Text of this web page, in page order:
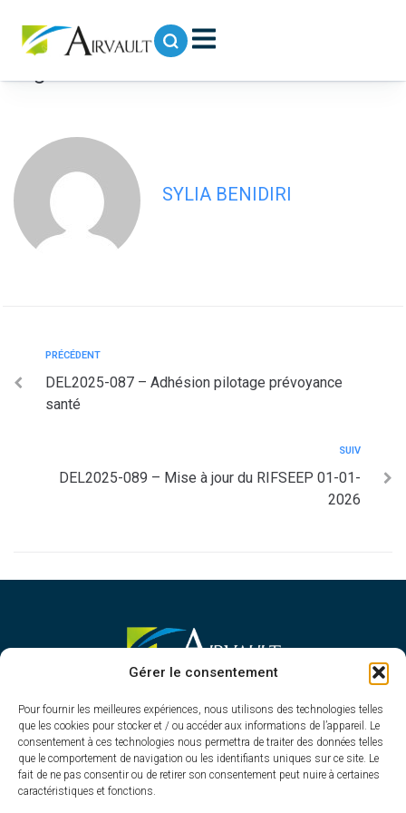
Gérer le consentement
Pour fournir les meilleures expériences, nous utilisons des technologies telles
que les cookies pour stocker et / ou accéder aux informations de l’appareil. Le
consentement à ces technologies nous permettra de traiter des données telles
que le comportement de navigation ou les identifiants uniques sur ce site. Le
fait de ne pas consentir ou de retirer son consentement peut nuire à certaines
caractéristiques et fonctions.
DEL2025-088 – Actualisation du
SYLIA BENIDIRI
PRÉCÉDENT
DEL2025-087 – Adhésion pilotage prévoyance
santé
SUIV
DEL2025-089 – Mise à jour du RIFSEEP 01-01-
2026
MAIRIE D'AIRVAULT
1 Rue Constant Balquet,
79600 Airvault
05 49 64 70 13
Contacter la mairie